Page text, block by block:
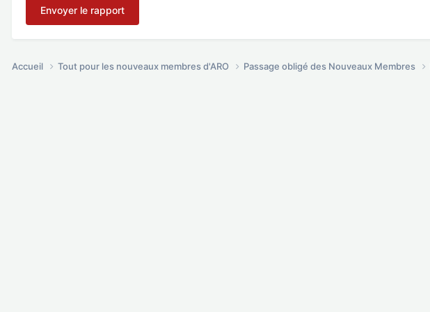
Envoyer le rapport
Accueil Tout pour les nouveaux membres d'ARO Passage obligé des Nouveaux Membres